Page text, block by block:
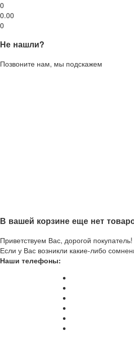
0
0.00
0
Не нашли?
Позвоните нам, мы подскажем
В вашей корзине еще нет
Приветствуем Вас, дорогой
Если у Вас возникли какие-либо
Наши телефоны: